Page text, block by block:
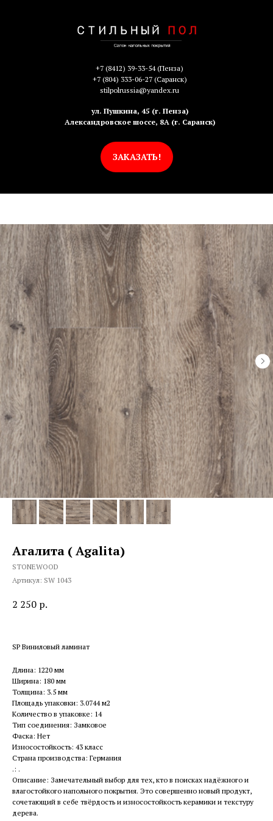
+7 (8412) 39-33-54(Пенза)
+7 (804) 333-06-27(Саранск)
stilpolrussia@yandex.ru
ул. Пушкина, 45 (г. Пенза)
Александровское шоссе, 8А (г. Саранск)
ЗАКАЗАТЬ!
Агалита ( Agalita)
STONEWOOD
Артикул: SW 1043
2 250 р.
SP Виниловый ламинат
Длина: 1220 мм
Ширина: 180 мм
Толщина: 3.5 мм
Площадь упаковки: 3.0744 м2
Количество в упаковке: 14
Тип соединения: Замковое
Фаска: Нет
Износостойкость: 43 класс
Страна производства: Германия
.: .
Описание: Замечательный выбор для тех, кто в поисках надёжного и
влагостойкого напольного покрытия. Это совершенно новый продукт,
сочетающий в себе твёрдость и износостойкость керамики и текстуру
дерева.